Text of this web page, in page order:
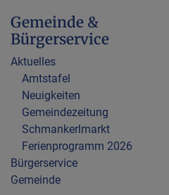
Gemeinde &
Bürgerservice
Aktuelles
Amtstafel
Neuigkeiten
Gemeindezeitung
Schmankerlmarkt
Ferienprogramm 2026
Bürgerservice
Gemeinde